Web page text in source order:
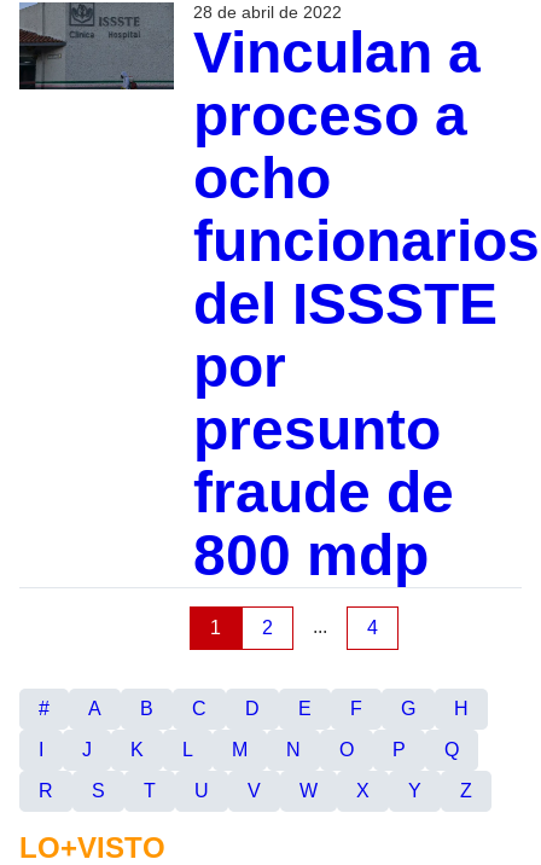
28 de abril de 2022
Vinculan a
proceso a
ocho
funcionarios
del ISSSTE
por
presunto
fraude de
800 mdp
1 2 ... 4
# A B C D E F G
H
J K L M N O P
Q
R
S T U V W X Y Z
LO+VISTO